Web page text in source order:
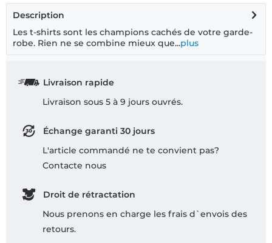
Description
Les t-shirts sont les champions cachés de votre garde-
robe. Rien ne se combine mieux que...plus
Livraison rapide
Livraison sous 5 à 9 jours ouvrés.
Échange garanti 30 jours
L'article commandé ne te convient pas?
Contacte nous
Droit de rétractation
Nous prenons en charge les frais d`envois des
retours.